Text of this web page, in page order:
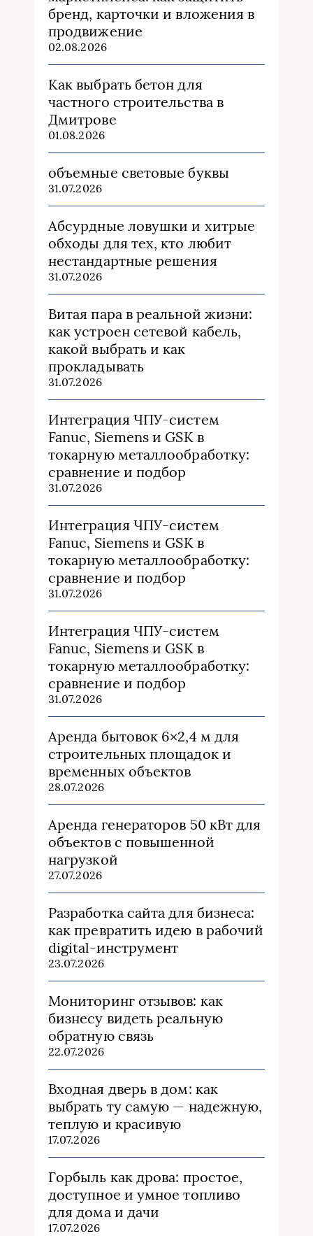
бренд, карточки и вложения в
продвижение
02.08.2026
Как выбрать бетон для
частного строительства в
Дмитрове
01.08.2026
объемные световые буквы
31.07.2026
Абсурдные ловушки и хитрые
обходы для тех, кто любит
нестандартные решения
31.07.2026
Витая пара в реальной жизни:
как устроен сетевой кабель,
какой выбрать и как
прокладывать
31.07.2026
Интеграция ЧПУ-систем
Fanuc, Siemens и GSK в
токарную металлообработку:
сравнение и подбор
31.07.2026
Интеграция ЧПУ-систем
Fanuc, Siemens и GSK в
токарную металлообработку:
сравнение и подбор
31.07.2026
Интеграция ЧПУ-систем
Fanuc, Siemens и GSK в
токарную металлообработку:
сравнение и подбор
31.07.2026
Аренда бытовок 6×2,4 м для
строительных площадок и
временных объектов
28.07.2026
Аренда генераторов 50 кВт для
объектов с повышенной
нагрузкой
27.07.2026
Разработка сайта для бизнеса:
как превратить идею в рабочий
digital-инструмент
23.07.2026
Мониторинг отзывов: как
бизнесу видеть реальную
обратную связь
22.07.2026
Входная дверь в дом: как
выбрать ту самую — надежную,
теплую и красивую
17.07.2026
Горбыль как дрова: простое,
доступное и умное топливо
для дома и дачи
17.07.2026